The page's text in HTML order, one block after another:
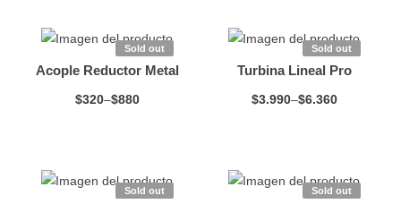
Sold out
Acople Reductor Metal
$320–$880
Sold out
Turbina Lineal Pro
$3.990–$6.360
Sold out Sold out